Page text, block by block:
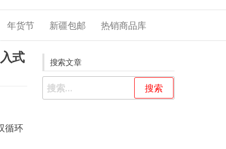
年货节 新疆包邮 热销商品库
式
循环
搜索文章